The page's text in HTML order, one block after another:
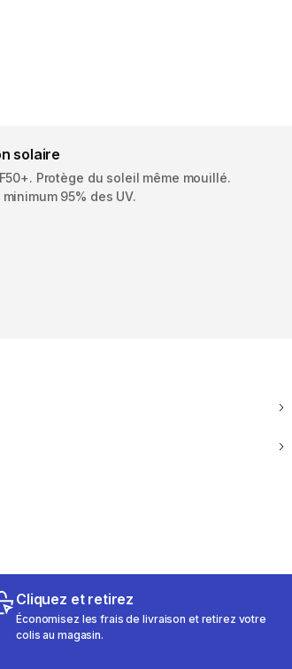
solaire
Protège du soleil même mouillé.
95% des UV.
Cliquez et retirez
Économisez les frais de livraison et retirez votre
colis au magasin.